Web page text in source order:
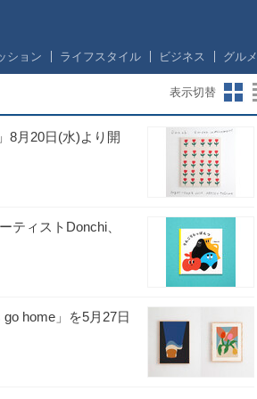
ション ライフスタイル ビジネス グルメ
表示切替
8月20日(水)より開
ティストDonchi、
home」を5月27日